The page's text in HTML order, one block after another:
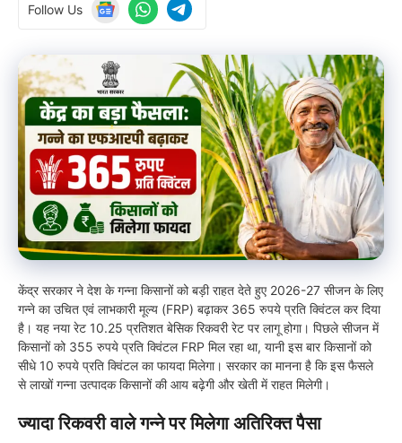
Follow Us
केंद्र सरकार ने देश के गन्ना किसानों को बड़ी राहत देते हुए 2026-27 सीजन के लिए
गन्ने का उचित एवं लाभकारी मूल्य (FRP) बढ़ाकर 365 रुपये प्रति क्विंटल कर दिया
है। यह नया रेट 10.25 प्रतिशत बेसिक रिकवरी रेट पर लागू होगा। पिछले सीजन में
किसानों को 355 रुपये प्रति क्विंटल FRP मिल रहा था, यानी इस बार किसानों को
सीधे 10 रुपये प्रति क्विंटल का फायदा मिलेगा। सरकार का मानना है कि इस फैसले
से लाखों गन्ना उत्पादक किसानों की आय बढ़ेगी और खेती में राहत मिलेगी।
ज्यादा रिकवरी वाले गन्ने पर मिलेगा अतिरिक्त पैसा